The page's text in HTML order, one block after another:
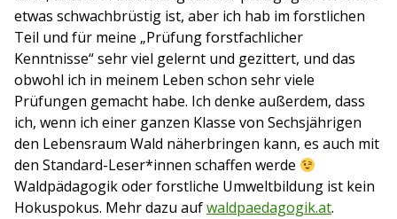
etwas schwachbrüstig ist, aber ich hab im forstlichen
Teil und für meine „Prüfung forstfachlicher
Kenntnisse“ sehr viel gelernt und gezittert, und das
obwohl ich in meinem Leben schon sehr viele
Prüfungen gemacht habe. Ich denke außerdem, dass
ich, wenn ich einer ganzen Klasse von Sechsjährigen
den Lebensraum Wald näherbringen kann, es auch mit
den Standard-Leser*innen schaffen werde
Waldpädagogik oder forstliche Umweltbildung ist kein
Hokuspokus. Mehr dazu aufwaldpaedagogik.at.